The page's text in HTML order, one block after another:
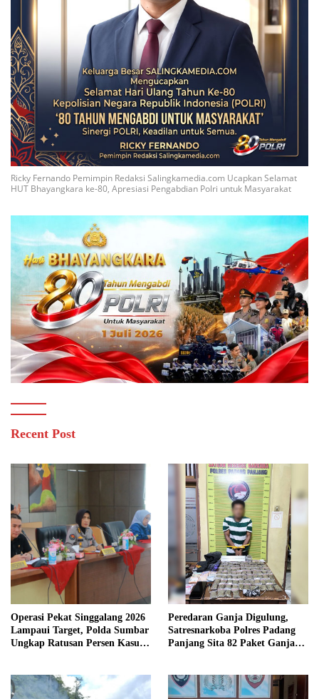
Ricky Fernando Pemimpin Redaksi Salingkamedia.com Ucapkan Selamat
HUT Bhayangkara ke-80, Apresiasi Pengabdian Polri untuk Masyarakat
Recent Post
Operasi Pekat Singgalang 2026
Lampaui Target, Polda Sumbar
Ungkap Ratusan Persen Kasus
Peredaran Ganja Digulung,
Satresnarkoba Polres Padang
Panjang Sita 82 Paket Ganja